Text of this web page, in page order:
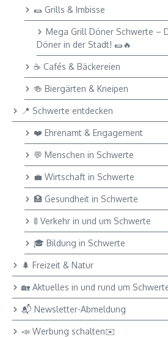
🌯 Grills & Imbisse
Mega Grill Döner Schwerte –
Döner in der Stadt! 🌯🔥
☕ Cafés & Bäckereien
🍻 Biergärten & Kneipen
📍 Schwerte entdecken
❤️ Ehrenamt & Engagement
💬 Menschen in Schwerte
💼 Wirtschaft in Schwerte
🏥 Gesundheit in Schwerte
🚦 Verkehr in und um Schwerte
🎓 Bildung in Schwerte
🌲 Freizeit & Natur
🏡 Aktuelles in und rund um
📬 Newsletter-Abmeldung
📣 Werbung schalten✉️